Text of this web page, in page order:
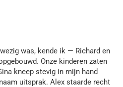
was, kende ik — Richard en
Onze kinderen zaten
kneep stevig in mijn hand
uitsprak. Alex staarde recht